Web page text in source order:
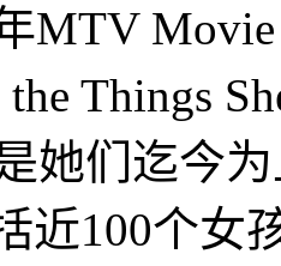
Movie
Things
她们迄今
近100个女